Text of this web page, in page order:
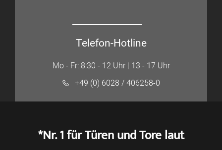
Telefon-Hotline
Mo - Fr: 8:30 - 12 Uhr | 13 - 17 Uhr
+49 (0) 6028 / 406258-0
*Nr. 1 für Türen und Tore laut